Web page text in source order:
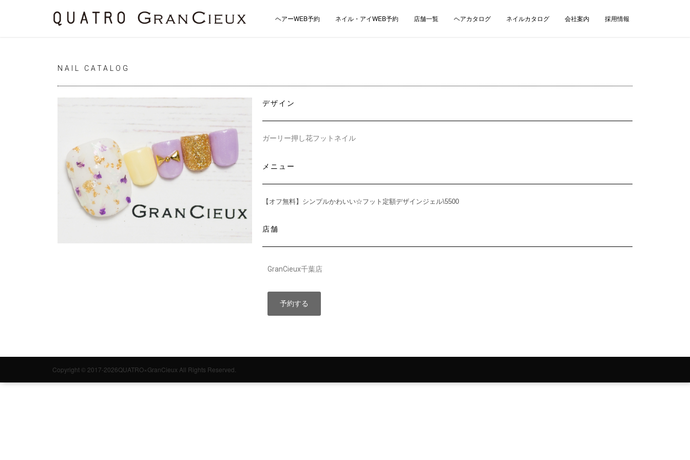
ヘアーWEB予約 ネイル・アイWEB予約 店舗一覧 ヘアカタログ ネイルカタログ 会社案内 採用情報
NAIL CATALOG
デザイン
ガーリー押し花フットネイル
メニュー
【オフ無料】シンプルかわいい☆フット定額デザインジェル\5500
店舗
GranCieux千葉店
予約する
Copyright © 2017-2026QUATRO×GranCieux All Rights Reserved.